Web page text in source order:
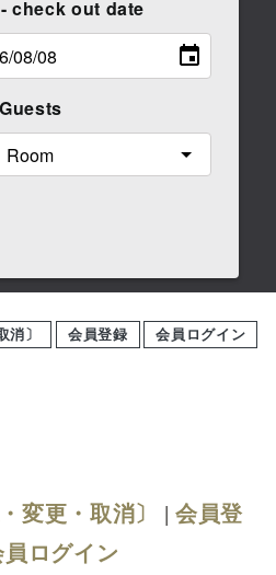
check out date
Guests
消〕 会員登録 会員ログイン
変更・取消〕 | 会員登
員ログイン